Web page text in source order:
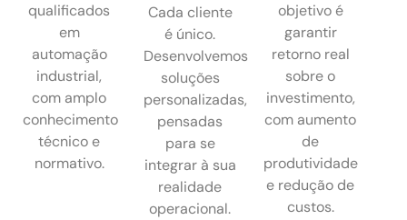
qualificados
em
automação
industrial,
com amplo
conhecimento
técnico e
normativo.
Cada cliente
é único.
Desenvolvemos
soluções
personalizadas,
pensadas
para se
integrar à sua
realidade
operacional.
objetivo é
garantir
retorno real
sobre o
investimento,
com aumento
de
produtividade
e redução de
custos.